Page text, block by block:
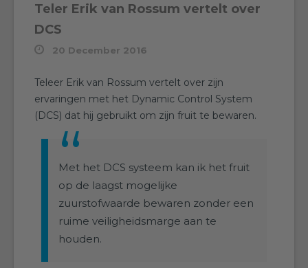
Teler Erik van Rossum vertelt over
DCS
20 December 2016
Teleer Erik van Rossum vertelt over zijn
ervaringen met het Dynamic Control System
(DCS) dat hij gebruikt om zijn fruit te bewaren.
Met het DCS systeem kan ik het fruit
op de laagst mogelijke
zuurstofwaarde bewaren zonder een
ruime veiligheidsmarge aan te
houden.